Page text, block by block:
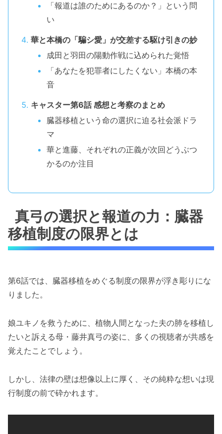
「報道は誰のためにあるのか？」という問
い
華と本橋の「騙シ愛」が交差する駆け引きの妙
成田と羽田の陽動作戦に込められた覚悟
「あなたを犯罪者にしたくない」本橋の本
音
キャスター第6話 感想と考察のまとめ
臓器移植という命の選択に迫る社会派ドラ
マ
華と進藤、それぞれの正義が次回どうぶつ
かるのか注目
真弓の選択と報道の力：臓器
移植制度の限界とは
第6話では、臓器移植をめぐる制度の限界が浮き彫りにな
りました。
娘ユキノを救うために、植物人間となった夫の肺を移植し
たいと訴える母・藤井真弓の姿に、多くの視聴者が共感を
覚えたことでしょう。
しかし、法律の壁は想像以上に厚く、その純粋な想いは現
行制度の前で砕かれます。